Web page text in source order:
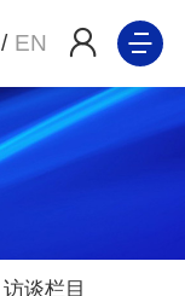
/ EN
访谈栏目